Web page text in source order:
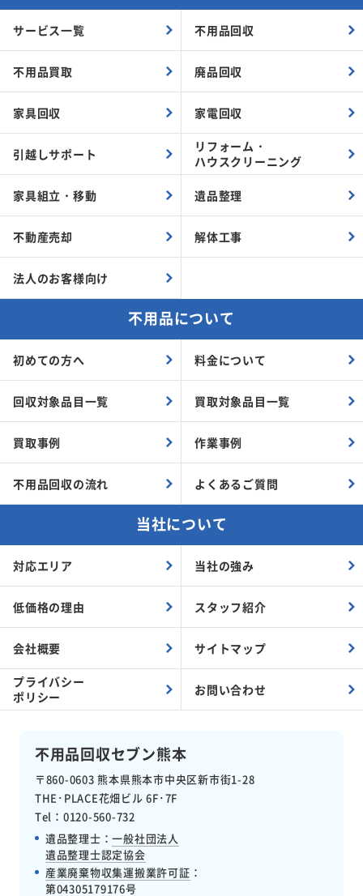
不用品回収セブン熊本
〒860-0603熊本県熊本市中央区新市街1-28
THE･PLACE花畑ビル 6F･7F
Tel：0120-560-732
遺品整理士：一般社団法人
遺品整理士認定協会
産業廃棄物収集運搬業許可証 ：
第04305179176号
サービス一覧 不用品回収
不用品買取 廃品回収
家具回収 家電回収
引越しサポート
リフォーム・
ハウスクリーニング
家具組立・ 移動 遺品整理
不動産売却 解体工事
法人のお客様向け
不用品について
初めての方へ 料金について
回収対象品目一覧 買取対象品目一覧
買取事例 作業事例
不用品回収の流れ よくあるご質問
当社について
対応エリア 当社の強み
低価格の理由 スタッフ紹介
会社概要 サイトマップ
プライバシー
ポリシー
お問い合わせ